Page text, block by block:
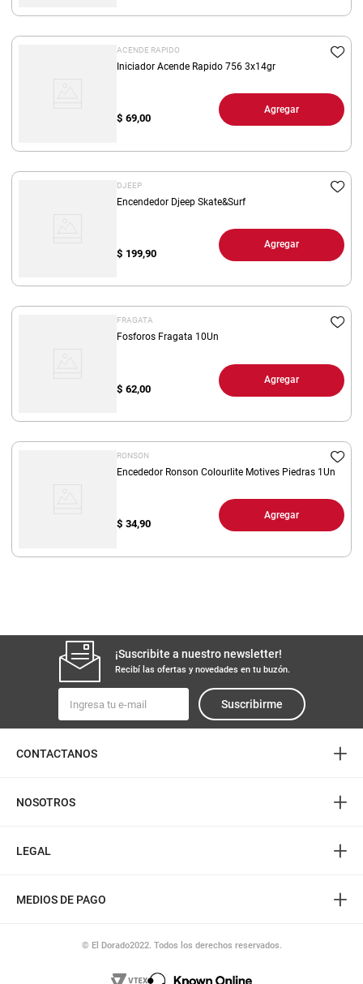
ACENDE RAPIDO
Iniciador Acende Rapido 756 3x14gr
$ 69,00
Agregar
DJEEP
Encendedor Djeep Skate&Surf
$ 199,90
Agregar
FRAGATA
Fosforos Fragata 10Un
$ 62,00
Agregar
RONSON
Encededor Ronson Colourlite Motives Piedras 1Un
$ 34,90
Agregar
¡Suscribite a nuestro newsletter!
Recibí las ofertas y novedades en tu buzón.
Suscribirme
CONTACTANOS +
NOSOTROS +
LEGAL +
MEDIOS DE PAGO +
© El Dorado2022. Todos los derechos reservados.